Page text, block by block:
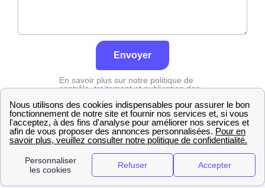
Envoyer
En savoir plus sur notre politique de
contrôle, traitement et publication des
Edf Haute-Loire Bains